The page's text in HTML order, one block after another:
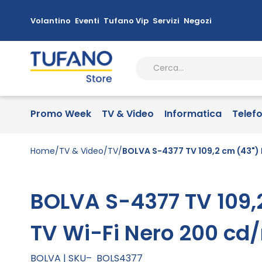
Volantino Eventi Tufano Vip Servizi Negozi
Promo Week TV & Video Informatica
Home TV & Video TV BOLVA S-4377 TV 109,2 cm
BOLVA S-4377 TV
TV Wi-Fi Nero 200
BOLVA SKU BOLS4377